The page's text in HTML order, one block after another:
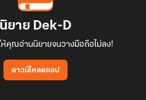
ดะ..ได้เจ้าค่ะ แต่ที่นี่..เรากลับเรือนของเราดี
องโถงใหญ่” หลิวลี่อินพยายามจับแก้มของสามี
นิยาย Dek-D
ห้คุณอ่านนิยายจนวางมือถือไม่ลง!
ดาวน์โหลดแอป